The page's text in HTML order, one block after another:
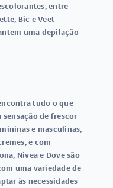
entre
Bic e Veet
uma depilação
tudo o que
de frescor
e masculinas,
e com
Nivea e Dove são
uma variedade de
às necessidades